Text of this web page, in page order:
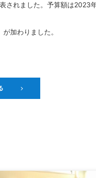
されました。予算額は
加わりました。